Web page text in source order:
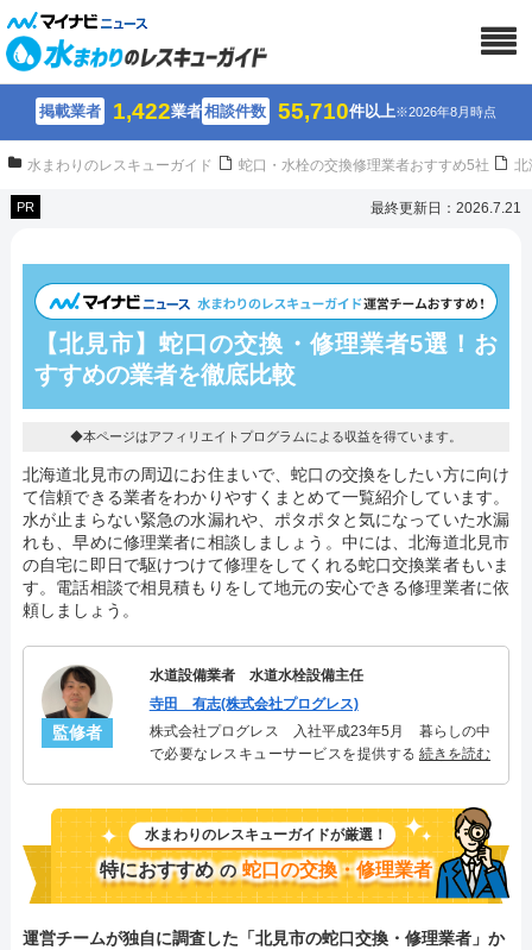
掲載業者 1,422業者相談件数 55,710件以上※2026年8月時点
水まわりのレスキューガイド 蛇口・水栓の交換修理業者おすすめ5社 北
PR 最終更新日：2026.7.21
【北見市】蛇口の交換・修理業者5選！ お
すすめの業者を徹底比較
◆本ページはアフィリエイトプログラムによる収益を得ています。
北海道北見市の周辺にお住まいで、蛇口の交換をしたい方に向け
て信頼できる業者をわかりやすくまとめて一覧紹介しています。
水が止まらない緊急の水漏れや、ポタポタと気になっていた水漏
れも、早めに修理業者に相談しましょう。中には、北海道北見市
の自宅に即日で駆けつけて修理をしてくれる蛇口交換業者もいま
す。電話相談で相見積もりをして地元の安心できる修理業者に依
頼しましょう。
監修者
水道設備業者 水道水栓設備主任
寺田 有志(株式会社プログレス)
株式会社プログレス 入社平成23年5月 暮らしの中
で必要なレスキューサービスを提供する株式会社プ
ブルを解決。多くのお客様に信頼される「水道水
栓」のスペシャリスト。
続きを読む
水まわりのレスキューガイドが厳選！
特におすすめ の 蛇口の交換・修理業者
運営チームが独自に調査した「北見市の蛇口交換・修理業者」か